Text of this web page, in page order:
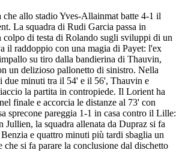
allo stadio Yves-Allainmat batte 4-1 il
La squadra di Rudi Garcia passa in
colpo di testa di Rolando sugli sviluppi di un
il raddoppio con una magia di Payet: l'ex
su tiro dalla bandierina di Thauvin,
un delizioso pallonetto di sinistro. Nella
due minuti tra il 54' e il 56', Thauvin e
la partita in contropiede. Il Lorient ha
finale e accorcia le distanze al 73' con
sprecone pareggia 1-1 in casa contro il Lille:
Jullien, la squadra allenata da Dupraz si fa
e quattro minuti più tardi sbaglia un
si fa parare la conclusione dal dischetto